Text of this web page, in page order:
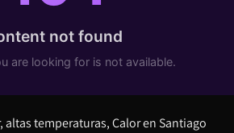
altas temperaturas Calor en Santiago